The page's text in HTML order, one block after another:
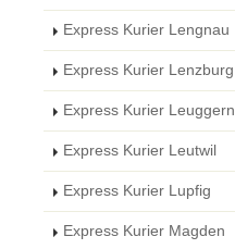
Express Kurier Lengnau
Express Kurier Lenzburg
Express Kurier Leuggern
Express Kurier Leutwil
Express Kurier Lupfig
Express Kurier Magden